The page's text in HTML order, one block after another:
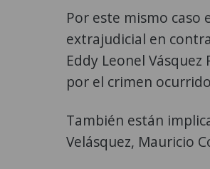
Por este mismo caso
extrajudicial en
Eddy Leonel Vásquez
por el crimen
También están
Velásquez, Mauricio